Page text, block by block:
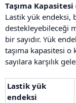
Taşıma
Lastik yük endeksi,
destekleyebileceği
bir sayıdır. Yük
taşıma kapasitesi o
sayılara karşılık
Lastik yük
endeksi